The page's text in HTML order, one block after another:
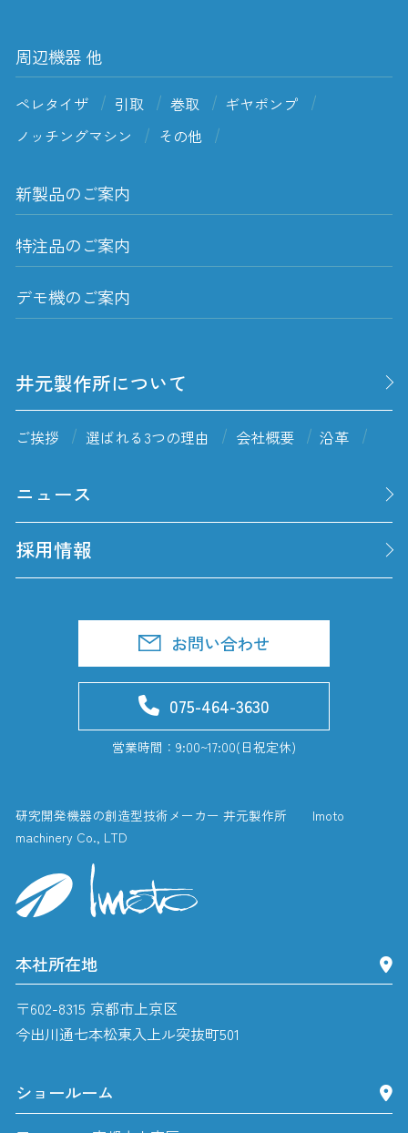
周辺機器 他
ペレタイザ 引取 巻取
ギヤポンプ
ノッチングマシン
その他
新製品のご案内
特注品のご案内
デモ機のご案内
井元製作所について
ご挨拶 選ばれる3つの理由 会社概要 沿革
ニュース
採用情報
お問い合わせ
075-464-3630
営業時間：9:00~17:00(日祝定休)
研究開発機器の創造型技術メーカー 井元製作所 Imoto
machinery Co., LTD
本社所在地
〒602-8315 京都市上京区
今出川通七本松東入上ル突抜町501
ショールーム